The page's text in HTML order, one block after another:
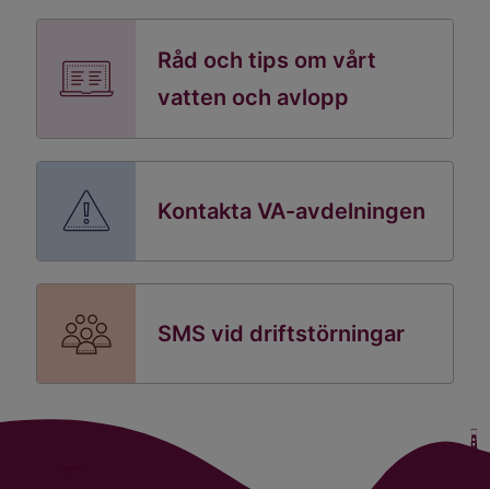
Råd och tips om vårt
vatten och avlopp
Kontakta VA-avdelningen
SMS vid driftstörningar